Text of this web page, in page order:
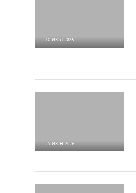
10 ИЮЛ 2026
25 ИЮН 2026